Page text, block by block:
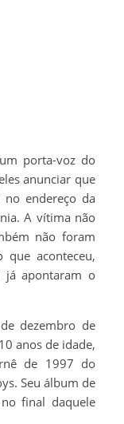
porta-voz do
anunciar que
endereço da
A vítima não
não foram
que aconteceu,
já apontaram o
dezembro de
anos de idade,
de 1997 do
Seu álbum de
final daquele